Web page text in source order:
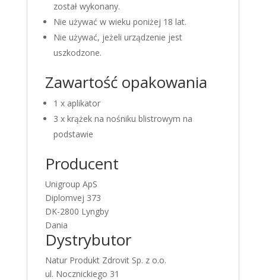
został wykonany.
Nie używać w wieku poniżej 18 lat.
Nie używać, jeżeli urządzenie jest
uszkodzone.
Zawartość opakowania
1 x aplikator
3 x krążek na nośniku blistrowym na
podstawie
Producent
Unigroup ApS
Diplomvej 373
DK-2800 Lyngby
Dania
Dystrybutor
Natur Produkt Zdrovit Sp. z o.o.
ul. Nocznickiego 31